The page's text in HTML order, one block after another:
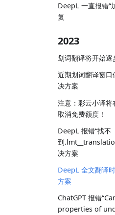
DeepL 一直报错“
复
2023
划词翻译将开始
近期划词翻译窗
决方案
注意：彩云小译
取消免费额度！
DeepL 报错“找不
到
决方案
DeepL 全文翻译
方案
ChatGPT 报错
properties of